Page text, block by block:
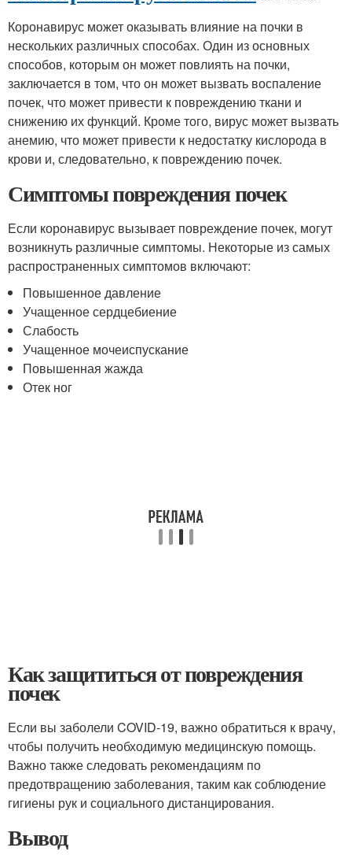
Коронавирус может оказывать влияние на почки в
нескольких различных способах. Один из основных
способов, которым он может повлиять на почки,
заключается в том, что он может вызвать воспаление
почек, что может привести к повреждению ткани и
снижению их функций. Кроме того, вирус может вызвать
анемию, что может привести к недостатку кислорода в
крови и, следовательно, к повреждению почек.
Симптомы повреждения почек
Если коронавирус вызывает повреждение почек, могут
возникнуть различные симптомы. Некоторые из самых
распространенных симптомов включают:
Повышенное давление
Учащенное сердцебиение
Слабость
Учащенное мочеиспускание
Повышенная жажда
Отек ног
Как защититься от повреждения
почек
Если вы заболели COVID-19, важно обратиться к врачу,
чтобы получить необходимую медицинскую помощь.
Важно также следовать рекомендациям по
предотвращению заболевания, таким как соблюдение
гигиены рук и социального дистанцирования.
Вывод